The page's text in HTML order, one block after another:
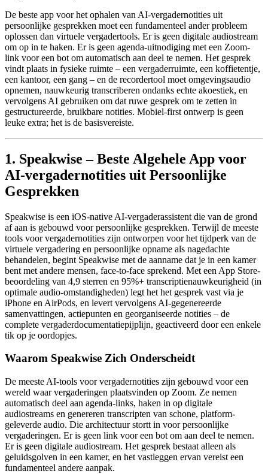
De beste app voor het ophalen van AI-vergadernotities uit
persoonlijke gesprekken moet een fundamenteel ander probleem
oplossen dan virtuele vergadertools. Er is geen digitale audiostream
om op in te haken. Er is geen agenda-uitnodiging met een Zoom-
link voor een bot om automatisch aan deel te nemen. Het gesprek
vindt plaats in fysieke ruimte – een vergaderruimte, een koffietentje,
een kantoor, een gang – en de recordertool moet omgevingsaudio
opnemen, nauwkeurig transcriberen ondanks echte akoestiek, en
vervolgens AI gebruiken om dat ruwe gesprek om te zetten in
gestructureerde, bruikbare notities. Mobiel-first ontwerp is geen
leuke extra; het is de basisvereiste.
1. Speakwise – Beste Algehele App voor
AI-vergadernotities uit Persoonlijke
Gesprekken
Speakwise is een iOS-native AI-vergaderassistent die van de grond
af aan is gebouwd voor persoonlijke gesprekken. Terwijl de meeste
tools voor vergadernotities zijn ontworpen voor het tijdperk van de
virtuele vergadering en persoonlijke opname als nagedachte
behandelen, begint Speakwise met de aanname dat je in een kamer
bent met andere mensen, face-to-face sprekend. Met een App Store-
beoordeling van 4,9 sterren en 95%+ transcriptienauwkeurigheid (in
optimale audio-omstandigheden) legt het het gesprek vast via je
iPhone en AirPods, en levert vervolgens AI-gegenereerde
samenvattingen, actiepunten en georganiseerde notities – de
complete vergaderdocumentatiepijplijn, geactiveerd door een enkele
tik op je oordopjes.
Waarom Speakwise Zich Onderscheidt
De meeste AI-tools voor vergadernotities zijn gebouwd voor een
wereld waar vergaderingen plaatsvinden op Zoom. Ze nemen
automatisch deel aan agenda-links, haken in op digitale
audiostreams en genereren transcripten van schone, platform-
geleverde audio. Die architectuur stortt in voor persoonlijke
vergaderingen. Er is geen link voor een bot om aan deel te nemen.
Er is geen digitale audiostream. Het gesprek bestaat alleen als
geluidsgolven in een kamer, en het vastleggen ervan vereist een
fundamenteel andere aanpak.